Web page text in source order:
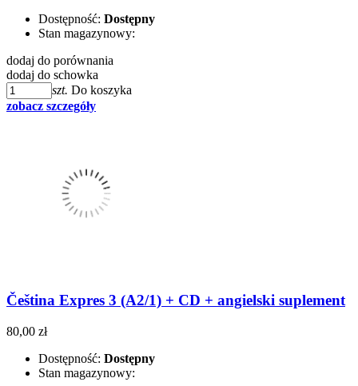
Dostępność: Dostępny
Stan magazynowy:
dodaj do porównania
dodaj do schowka
szt. Do koszyka
zobacz szczegóły
Čeština Expres 3 (A2/1) + CD + angielski suplement
80,00 zł
Dostępność: Dostępny
Stan magazynowy: